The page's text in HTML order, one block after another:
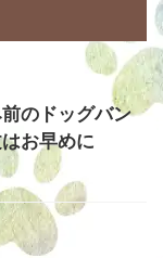
のドッグバン
お早めに